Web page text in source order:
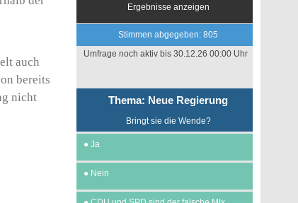
auch
bereits
nicht
Ergebnisse anzeigen
Stimmen abgegeben: 805
Umfrage noch aktiv bis 30.12.26 00:00 Uhr
Thema: Neue Regierung
Bringt sie die Wende?
● Ja
● Nein